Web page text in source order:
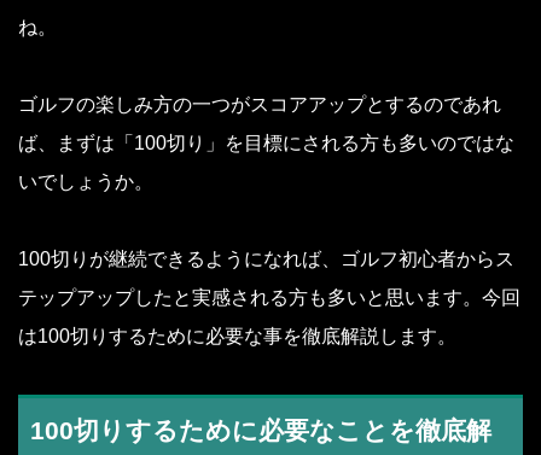
ね。
ゴルフの楽しみ方の一つがスコアアップとするのであれ
ば、まずは「100切り」を目標にされる方も多いのではな
いでしょうか。
100切りが継続できるようになれば、ゴルフ初心者からス
テップアップしたと実感される方も多いと思います。今回
は100切りするために必要な事を徹底解説します。
100切りするために必要なことを徹底解